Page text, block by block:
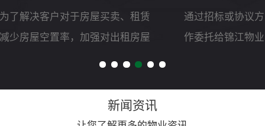
通过招标或协议方式，将项目的全部物业管理服务工
作委托给锦江物业，并以《前期物业服务合同》的形
测评。主要工作...
新闻资讯